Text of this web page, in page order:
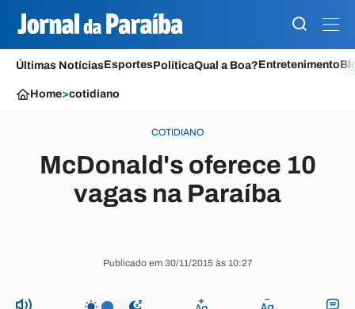
Últimas NotíciasEsportesPolíticaQual a Boa?Entretenimento
Home>cotidiano
COTIDIANO
McDonald's oferece 10
vagas na Paraíba
Publicado em 30/11/2015 às 10:27